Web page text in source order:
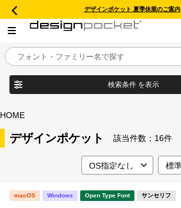
デザインポケット 夏季休業のご案内
目的別フォントガイド
特集
年間ライセンス商品
検索条件 を表示
HOME
デザインポケット 該当件数： 16件
macOS Windows Open Type Font サンセリフ